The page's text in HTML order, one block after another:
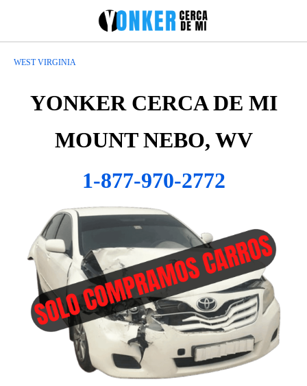
WEST VIRGINIA
YONKER CERCA DE MI
MOUNT NEBO, WV
1-877-970-2772